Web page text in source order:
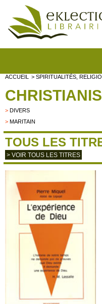
ACCUEIL > SPIRITUALITÉS,
> DIVERS
> MARITAIN
TOUS LES
> VOIR TOUS LES TITRES